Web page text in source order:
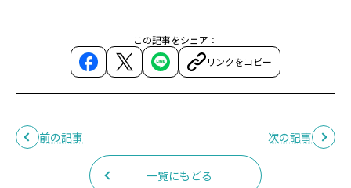
この記事をシェア：
リンクをコピー
前の記事
一覧にもどる
次の記事